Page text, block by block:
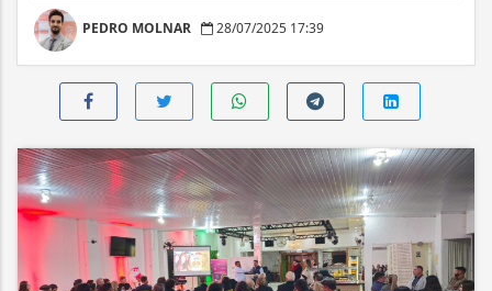
PEDRO MOLNAR 28/07/2025 17:39